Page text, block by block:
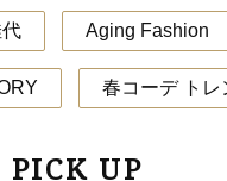
Aging Fashion
春コーデ トレ
PICK UP